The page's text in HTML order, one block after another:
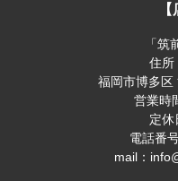
「筑
住所
福岡市博多区
営業時
定休
電話番
mail：